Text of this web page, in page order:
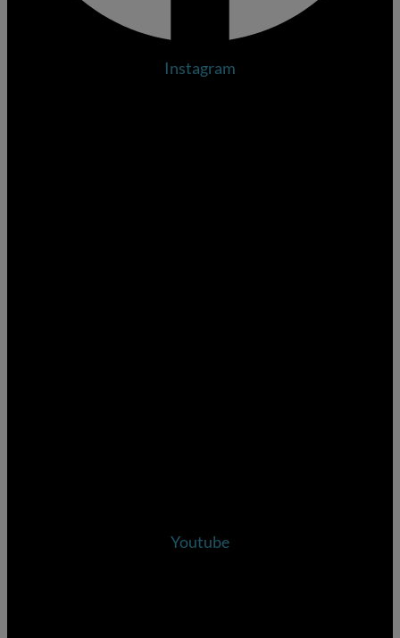
Instagram
Youtube